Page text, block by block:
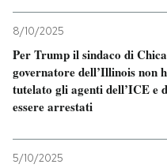
8/10/2025
Per Trump il sindaco di
governatore dell’Illinois non
tutelato gli agenti dell’ICE e
essere arrestati
5/10/2025